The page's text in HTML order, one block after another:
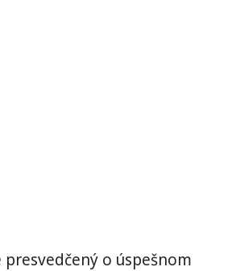
o úspešnom